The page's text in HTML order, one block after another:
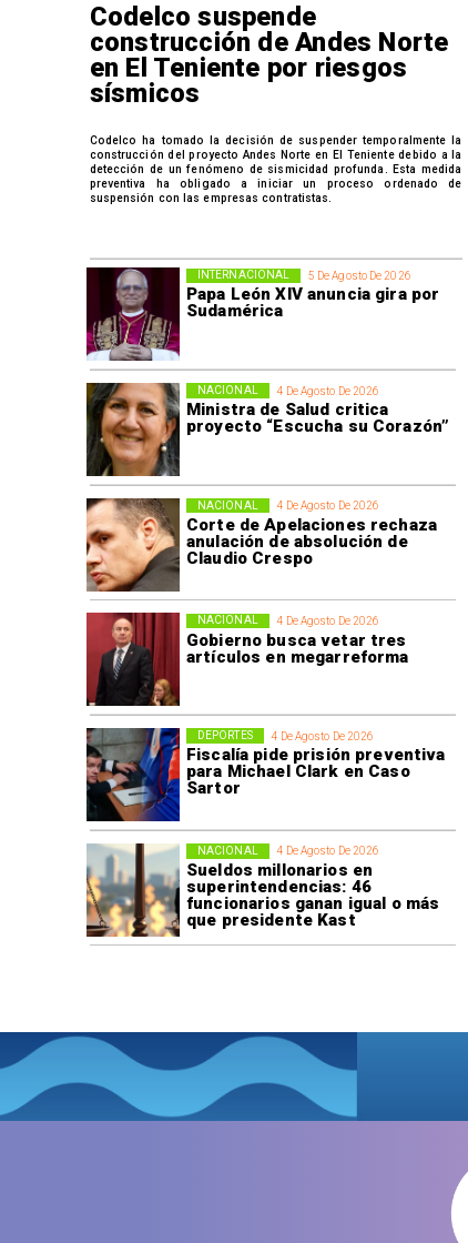
5 De Agosto De 2026
Papa León XIV anuncia gira por
Sudamérica
INTERNACIONAL
4 De Agosto De 2026
Ministra de Salud critica
proyecto “Escucha su Corazón”
NACIONAL
4 De Agosto De 2026
Corte de Apelaciones rechaza
anulación de absolución de
Claudio Crespo
NACIONAL
4 De Agosto De 2026
Gobierno busca vetar tres
artículos en megarreforma
NACIONAL
4 De Agosto De 2026
Fiscalía pide prisión preventiva
para Michael Clark en Caso
Sartor
DEPORTES
4 De Agosto De 2026
Sueldos millonarios en
superintendencias: 46
funcionarios ganan igual o más
que presidente Kast
NACIONAL
Codelco suspende
construcción de Andes Norte
en El Teniente por riesgos
sísmicos
Codelco ha tomado la decisión de suspender temporalmente la
construcción del proyecto Andes Norte en El Teniente debido a la
detección de un fenómeno de sismicidad profunda. Esta medida
preventiva ha obligado a iniciar un proceso ordenado de
suspensión con las empresas contratistas.